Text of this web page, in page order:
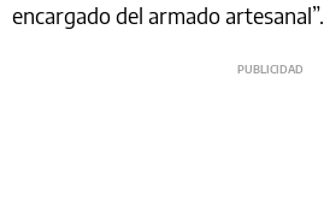
encargado del armado artesanal”.